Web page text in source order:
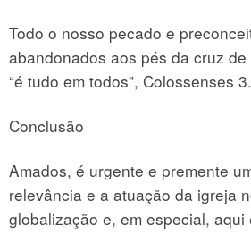
Todo o nosso pecado e
abandonados aos pés da cruz
“é tudo em todos”, Colossenses
Conclusão
Amados, é urgente e premente
relevância e a atuação da igreja
globalização e, em especial, aqui